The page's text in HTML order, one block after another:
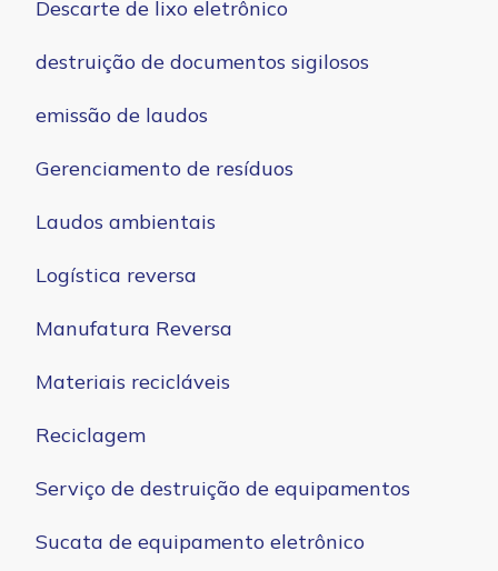
Descarte de lixo eletrônico
destruição de documentos sigilosos
emissão de laudos
Gerenciamento de resíduos
Laudos ambientais
Logística reversa
Manufatura Reversa
Materiais recicláveis
Reciclagem
Serviço de destruição de equipamentos
Sucata de equipamento eletrônico